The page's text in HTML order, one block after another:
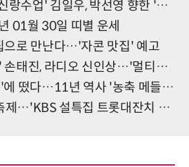
' 김일우, 박선영 향한 '직진남' 면모
01월 30일 띠별 운세
으로 만난다…'자콘 맛집' 예고
, 라디오 신인상…'멀티테이너' 입증
떴다…11년 역사 '농축 메들리'
설특집 트롯대잔치 THE COLOR'